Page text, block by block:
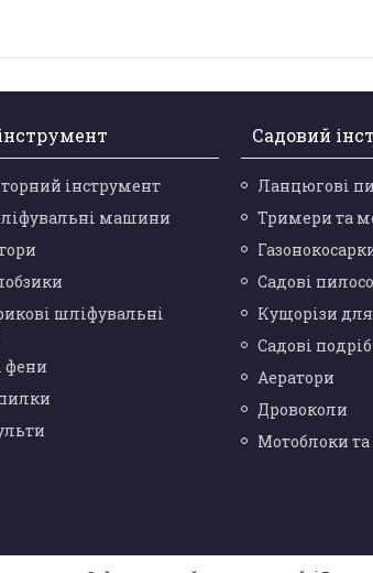
інструмент
машини
шліфувальні
фени
Садовий
Ланцюгові
Тримери та
Садові
Кущорізи
Садові
Аератори
Дровоколи
Мотоблоки